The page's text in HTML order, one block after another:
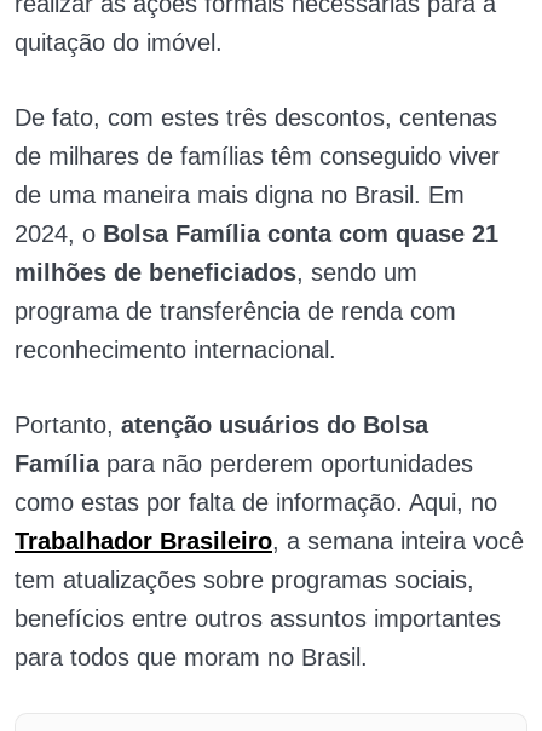
quitação do imóvel.
De fato, com estes três descontos, centenas
de milhares de famílias têm conseguido viver
de uma maneira mais digna no Brasil. Em
2024, o Bolsa Família conta com quase 21
milhões de beneficiados, sendo um
programa de transferência de renda com
reconhecimento internacional.
Portanto, atenção usuários do Bolsa
Família para não perderem oportunidades
como estas por falta de informação. Aqui, no
Trabalhador Brasileiro, a semana inteira você
tem atualizações sobre programas sociais,
benefícios entre outros assuntos importantes
para todos que moram no Brasil.